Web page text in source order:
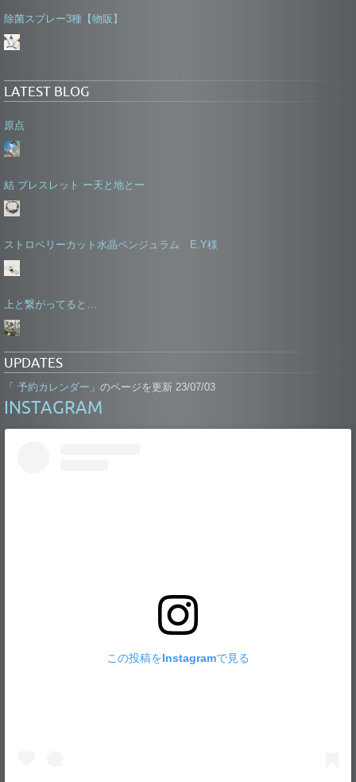
除菌スプレー3種【物販】
LATEST BLOG
原点
結 ブレスレット ー天と地とー
ストロベリーカット水晶ペンジュラム E.Y様
上と繋がってると…
UPDATES
「 予約カレンダー 」のページを更新 23/07/03
INSTAGRAM
この投稿をInstagramで見る